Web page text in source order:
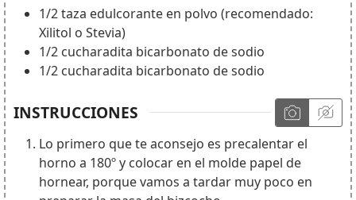
1/2taza edulcorante en polvo (recomendado:
Xilitol o Stevia)
1/2 cucharadita bicarbonato de sodio
1/2 cucharadita bicarbonato de sodio
INSTRUCCIONES
Lo primero que te aconsejo es precalentar el
horno a 180º y colocar en el molde papel de
hornear, porque vamos a tardar muy poco en